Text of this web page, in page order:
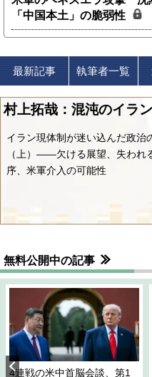
「中国本土」の脆弱性
最新記事 執筆者一覧
村上拓哉：混沌のイラ
イラン現体制が迷い込んだ政治
（上）――欠ける展望、失われ
序、米軍介入の可能性
無料公開中の記事
4連戦の米中首脳会談、第1